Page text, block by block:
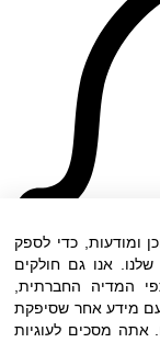
ומודעות, כדי לספק
אנו גם חולקים
המדיה החברתית,
עם מידע אחר שסיפקת
מסכים לעוגיות